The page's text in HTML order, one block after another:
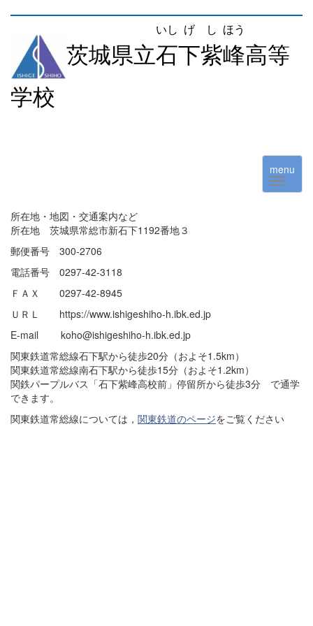
茨城県立石
いし
下
げ
紫
し
峰
ほう
高等
学校
menu
所在地・地図・交通案内など
所在地 茨城県常総市新石下1192番地３
郵便番号 300-2706
電話番号 0297-42-3118
ＦＡＸ 0297-42-8945
ＵＲＬ https://www.ishigeshiho-h.ibk.ed.jp
E-mail koho@ishigeshiho-h.ibk.ed.jp
関東鉄道常総線石下駅から徒歩20分（およそ1.5km）
関東鉄道常総線南石下駅から徒歩15分（およそ1.2km）
関鉄パープルバス「石下紫峰高校前」停留所から徒歩3分 で通学
できます。
関東鉄道常総線については， 関東鉄道のページをご覧ください